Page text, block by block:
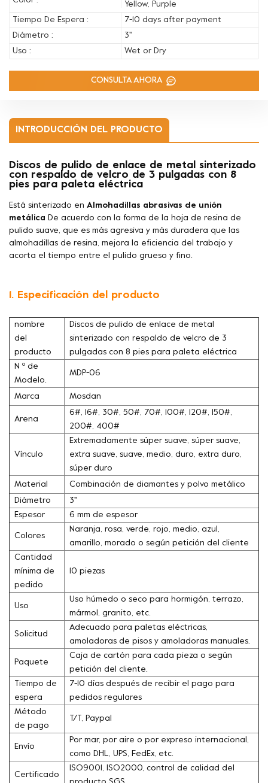
Yellow, Purple
Tiempo De Espera :
7-10 days after payment
Diámetro :
3''
Uso :
Wet or Dry
CONSULTA AHORA
INTRODUCCIÓN DEL PRODUCTO
Discos de pulido de enlace de metal sinterizado
con respaldo de velcro de 3 pulgadas con 8
pies para paleta eléctrica
Está sinterizado en Almohadillas abrasivas de unión
metálica De acuerdo con la forma de la hoja de resina de
pulido suave, que es más agresiva y más duradera que las
almohadillas de resina, mejora la eficiencia del trabajo y
acorta el tiempo entre el pulido grueso y fino.
1. Especificación del producto
nombre
del
producto
Discos de pulido de enlace de metal
sinterizado con respaldo de velcro de 3
pulgadas con 8 pies para paleta eléctrica
N º de
Modelo.
MDP-06
Marca Mosdan
Arena
6#, 16#, 30#, 50#, 70#, 100#, 120#, 150#,
200#, 400#
Vínculo
Extremadamente súper suave, súper suave,
extra suave, suave, medio, duro, extra duro,
súper duro
Material Combinación de diamantes y polvo metálico
Diámetro
3''
Espesor
6 mm de espesor
Colores
Naranja, rosa, verde, rojo, medio, azul,
amarillo, morado o según petición del cliente
Cantidad
mínima de
pedido
10 piezas
Uso
Uso húmedo o seco para hormigón, terrazo,
mármol, granito, etc.
Solicitud
Adecuado para paletas eléctricas,
amoladoras de pisos y amoladoras manuales.
Paquete
Caja de cartón para cada pieza o según
petición del cliente.
Tiempo de
espera
7-10 días después de recibir el pago para
pedidos regulares
Método
de pago
T/T, Paypal
Envío
Por mar, por aire o por expreso internacional,
como DHL, UPS, FedEx, etc.
Certificado
ISO9001, ISO2000, control de calidad del